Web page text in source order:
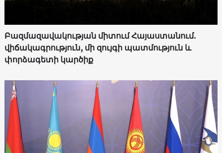
Բազմազավակության միտում Հայաստանում.
վիճակագրություն, մի զույգի պատմություն և
փորձագետի կարծիք